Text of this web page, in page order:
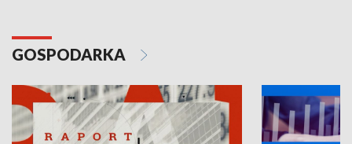
GOSPODARKA